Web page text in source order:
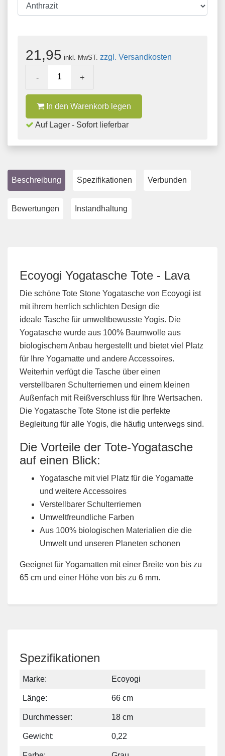
21,95 inkl. MwST. zzgl. Versandkosten
- +
In den Warenkorb legen
Auf Lager - Sofort lieferbar
Beschreibung Spezifikationen Verbunden
Bewertungen Instandhaltung
Ecoyogi Yogatasche Tote - Lava
Die schöne Tote Stone Yogatasche von Ecoyogi ist
mit ihrem herrlich schlichten Design die
ideale Tasche für umweltbewusste Yogis. Die
Yogatasche wurde aus 100% Baumwolle aus
biologischem Anbau hergestellt und bietet viel Platz
für Ihre Yogamatte und andere Accessoires.
Weiterhin verfügt die Tasche über einen
verstellbaren Schulterriemen und einem kleinen
Außenfach mit Reißverschluss für Ihre Wertsachen.
Die Yogatasche Tote Stone ist die perfekte
Begleitung für alle Yogis, die häufig unterwegs sind.
Die Vorteile der Tote-Yogatasche
auf einen Blick:
Yogatasche mit viel Platz für die Yogamatte
und weitere Accessoires
Verstellbarer Schulterriemen
Umweltfreundliche Farben
Aus 100% biologischen Materialien die die
Umwelt und unseren Planeten schonen
Geeignet für Yogamatten mit einer Breite von bis zu
65 cm und einer Höhe von bis zu 6 mm.
Spezifikationen
Marke: Ecoyogi
Länge: 66 cm
Durchmesser: 18 cm
Gewicht: 0,22